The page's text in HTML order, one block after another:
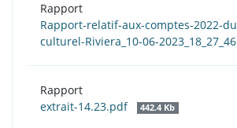
Rapport
Rapport-relatif-aux-comptes-2022-
culturel-Riviera_10-06-
Rapport
extrait-14.23.pdf
442.4 Kb